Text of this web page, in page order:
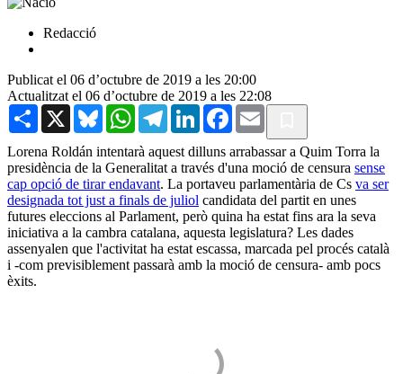
Redacció
Publicat el 06 d’octubre de 2019 a les 20:00
Actualitzat el 06 d’octubre de 2019 a les 22:08
Share X BlueskyWhatsAppTelegramLinkedInFacebook
Email
Lorena Roldán intentarà aquest dilluns arrabassar a Quim Torra la
presidència de la Generalitat a través d'una moció de censura sense
cap opció de tirar endavant. La portaveu parlamentària de Cs va ser
designada tot just a finals de juliol candidata del partit en unes
futures eleccions al Parlament, però quina ha estat fins ara la seva
iniciativa a la cambra catalana, aquesta legislatura? Les dades
assenyalen que l'activitat ha estat escassa, marcada pel procés català
i -com previsiblement passarà amb la moció de censura- amb pocs
èxits.